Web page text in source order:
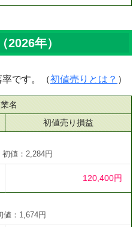
2026年）
です。（初値売りとは？ ）
名
初値売り損益
値：2,284円
120,400円
値：1,674円